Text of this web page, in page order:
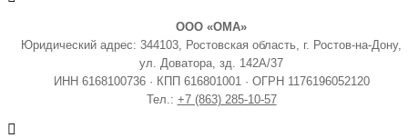
ООО «ОМА»
Юридический адрес: 344103, Ростовская область, г. Ростов-на-Дону,
ул. Доватора, зд. 142А/37
ИНН 6168100736 · КПП 616801001 · ОГРН 1176196052120
Тел.: +7 (863) 285-10-57